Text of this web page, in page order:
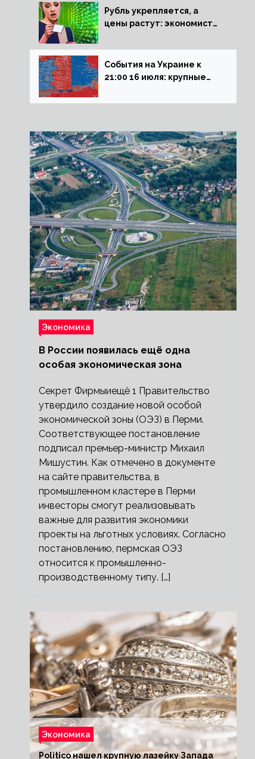
Рубль укрепляется, а
цены растут: экономист
падающего доллара на
рынок РФ
События на Украине к
21:00 16 июля: крупные
Северском, Киев
Экономика
В России появилась ещё одна
особая экономическая зона
Секрет Фирмыиещё 1 Правительство
утвердило создание новой особой
экономической зоны (ОЭЗ) в Перми.
Соответствующее постановление
подписал премьер-министр Михаил
Мишустин. Как отмечено в документе
на сайте правительства, в
промышленном кластере в Перми
инвесторы смогут реализовывать
важные для развития экономики
проекты на льготных условиях. Согласно
постановлению, пермская ОЭЗ
относится к промышленно-
производственному типу. […]
Экономика
Politico нашел крупную лазейку Запада